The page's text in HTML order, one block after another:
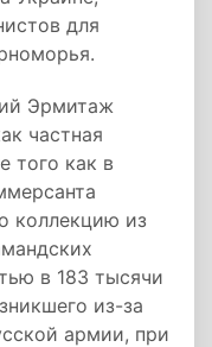
для
Эрмитаж
частная
того как в
коллекцию из
в 183 тысячи
из-за
армии, при